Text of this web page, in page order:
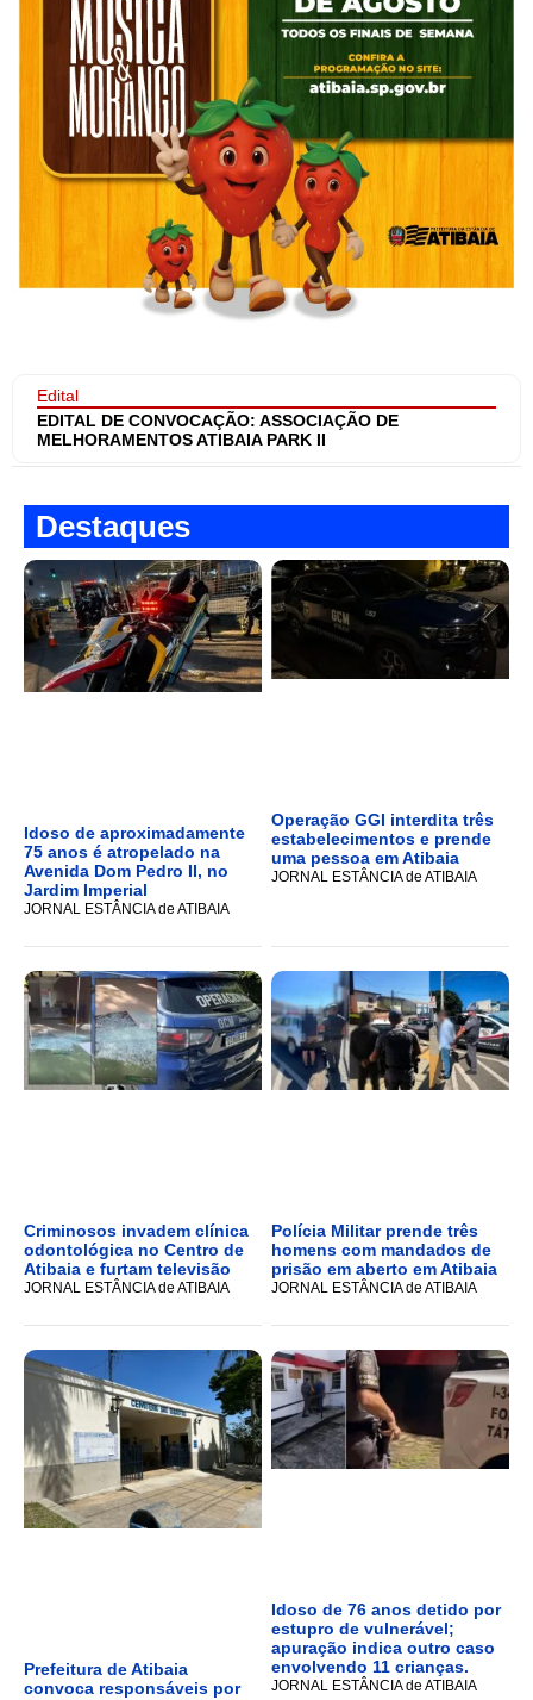
Edital
EDITAL DE CONVOCAÇÃO: ASSOCIAÇÃO DE
MELHORAMENTOS ATIBAIA PARK II
Destaques
Idoso de aproximadamente
75 anos é atropelado na
Avenida Dom Pedro II, no
Jardim Imperial
JORNAL ESTÂNCIA de ATIBAIA
Operação GGI interdita três
estabelecimentos e prende
uma pessoa em Atibaia
JORNAL ESTÂNCIA de ATIBAIA
Criminosos invadem clínica
odontológica no Centro de
Atibaia e furtam televisão
JORNAL ESTÂNCIA de ATIBAIA
Polícia Militar prende três
homens com mandados de
prisão em aberto em Atibaia
JORNAL ESTÂNCIA de ATIBAIA
Prefeitura de Atibaia
convoca responsáveis por
Idoso de 76 anos detido por
estupro de vulnerável;
apuração indica outro caso
envolvendo 11 crianças.
JORNAL ESTÂNCIA de ATIBAIA